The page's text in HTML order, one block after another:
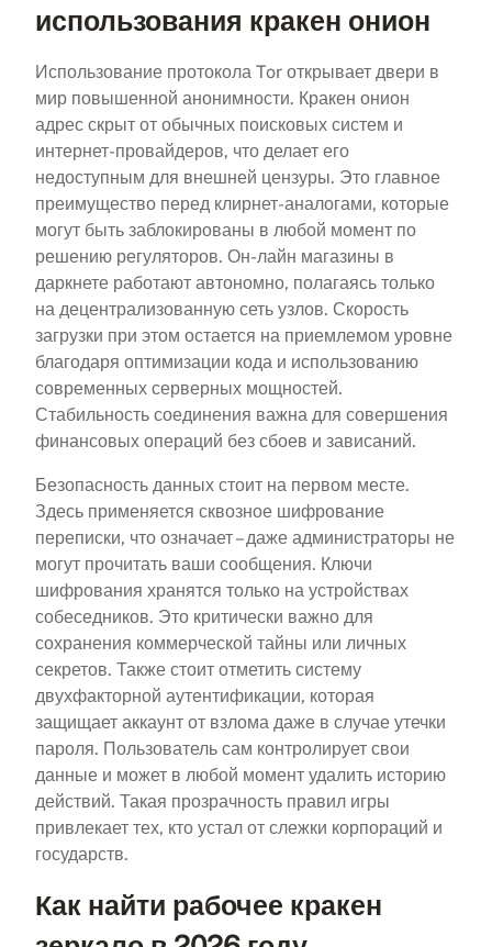
использования кракен онион
Использование протокола Tor открывает двери в
мир повышенной анонимности. Кракен онион
адрес скрыт от обычных поисковых систем и
интернет-провайдеров, что делает его
недоступным для внешней цензуры. Это главное
преимущество перед клирнет-аналогами, которые
могут быть заблокированы в любой момент по
решению регуляторов. Он-лайн магазины в
даркнете работают автономно, полагаясь только
на децентрализованную сеть узлов. Скорость
загрузки при этом остается на приемлемом уровне
благодаря оптимизации кода и использованию
современных серверных мощностей.
Стабильность соединения важна для совершения
финансовых операций без сбоев и зависаний.
Безопасность данных стоит на первом месте.
Здесь применяется сквозное шифрование
переписки, что означает – даже администраторы не
могут прочитать ваши сообщения. Ключи
шифрования хранятся только на устройствах
собеседников. Это критически важно для
сохранения коммерческой тайны или личных
секретов. Также стоит отметить систему
двухфакторной аутентификации, которая
защищает аккаунт от взлома даже в случае утечки
пароля. Пользователь сам контролирует свои
данные и может в любой момент удалить историю
действий. Такая прозрачность правил игры
привлекает тех, кто устал от слежки корпораций и
государств.
Как найти рабочее кракен